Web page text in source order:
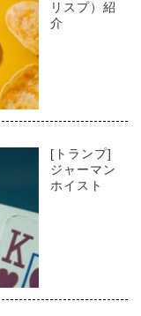
リスプ）紹
介
[トランプ]
ジャーマン
ホイスト